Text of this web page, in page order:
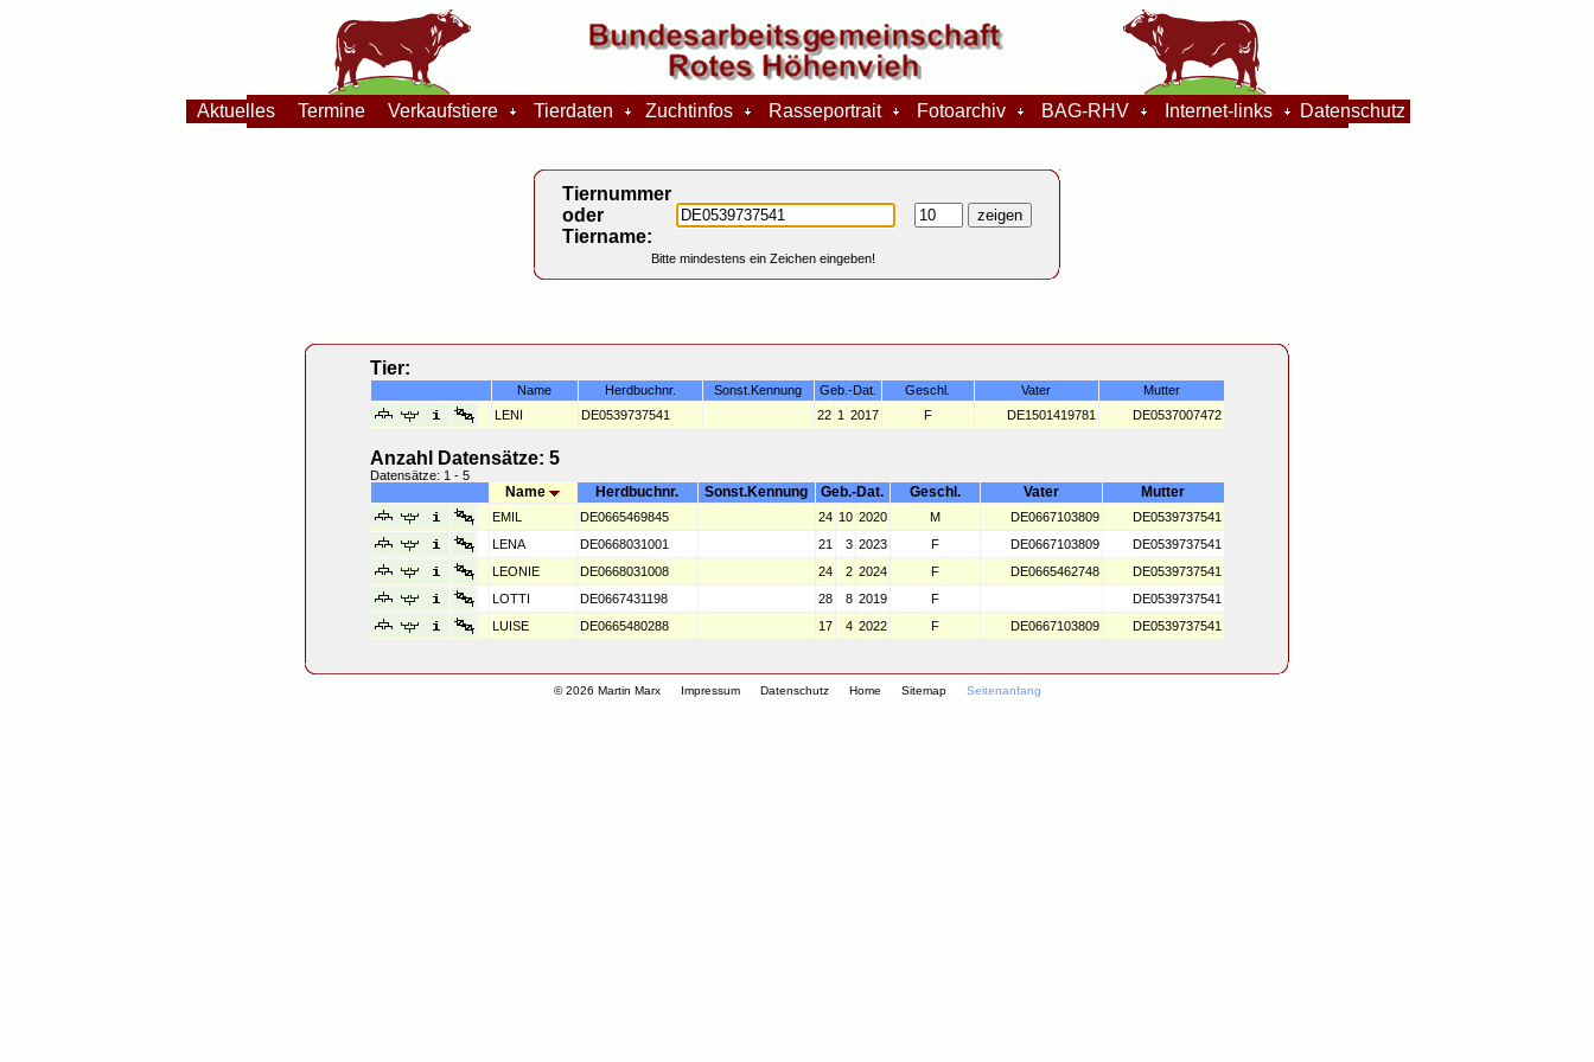
© 2026 Martin Marx Impressum Datenschutz Home Sitemap Seitenanfang
Aktuelles Termine Verkaufstiere Tierdaten Zuchtinfos Rasseportrait Fotoarchiv BAG-RHV Internet-links Datenschutz
Tiernummer
oder
Tiername:
Bitte mindestens ein Zeichen eingeben!
Tier:
Name Herdbuchnr. Sonst.Kennung Geb.-Dat. Geschl. Vater
Mutter
LENI
DE0539737541 22 1 2017 F DE1501419781 DE0537007472
Anzahl Datensätze: 5
Datensätze: 1 - 5
Name Herdbuchnr. Sonst.Kennung Geb.-Dat. Geschl. Vater Mutter
EMIL DE0665469845 24 10 2020 M DE0667103809
DE0539737541
LENA
DE0668031001 21 3 2023 F DE0667103809
DE0539737541
LEONIE
DE0668031008 24 2 2024 F DE0665462748
DE0539737541
LOTTI
DE0667431198 28 8 2019 F
DE0539737541
LUISE
DE0665480288 17 4 2022 F DE0667103809 DE0539737541